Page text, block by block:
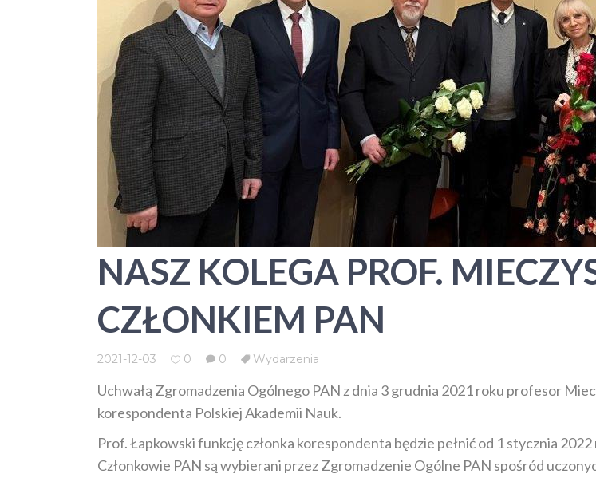
NASZ KOLEGA PROF.
CZŁONKIEM PAN
2021-12-03 0 0 Wydarzenia
Uchwałą Zgromadzenia Ogólnego PAN z dnia 3 grudnia 2021 roku profesor
korespondenta Polskiej Akademii Nauk.
Prof. Łapkowski funkcję członka korespondenta będzie pełnić od 1 stycznia
Członkowie PAN są wybierani przez Zgromadzenie Ogólne PAN spośród